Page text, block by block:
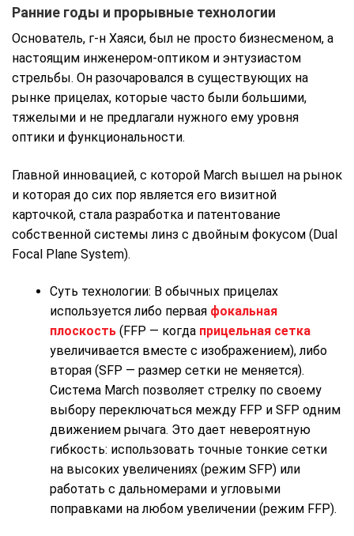
Ранние годы и прорывные технологии
Основатель, г-н Хаяси, был не просто бизнесменом, а
настоящим инженером-оптиком и энтузиастом
стрельбы. Он разочаровался в существующих на
рынке прицелах, которые часто были большими,
тяжелыми и не предлагали нужного ему уровня
оптики и функциональности.
Главной инновацией, с которой March вышел на рынок
и которая до сих пор является его визитной
карточкой, стала разработка и патентование
собственной системы линз с двойным фокусом (Dual
Focal Plane System).
Суть технологии: В обычных прицелах
используется либо первая фокальная
плоскость (FFP — когда прицельная сетка
увеличивается вместе с изображением), либо
вторая (SFP — размер сетки не меняется).
Система March позволяет стрелку по своему
выбору переключаться между FFP и SFP одним
движением рычага. Это дает невероятную
гибкость: использовать точные тонкие сетки
на высоких увеличениях (режим SFP) или
работать с дальномерами и угловыми
поправками на любом увеличении (режим FFP).